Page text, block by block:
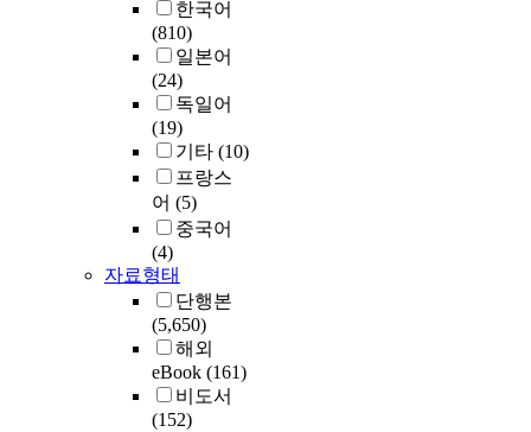
한국어
(810)
일본어
(24)
독일어
(19)
기타 (10)
프랑스
어 (5)
중국어
(4)
자료형태
단행본
(5,650)
해외
eBook (161)
비도서
(152)